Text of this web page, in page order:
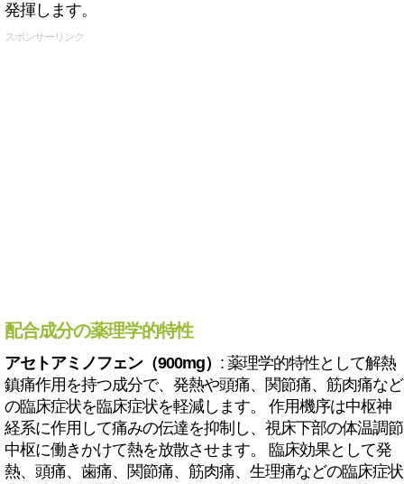
発揮します。
スポンサーリンク
配合成分の薬理学的特性
アセトアミノフェン（900mg） : 薬理学的特性として解熱
鎮痛作用を持つ成分で、発熱や頭痛、関節痛、筋肉痛など
の臨床症状を臨床症状を軽減します。 作用機序は中枢神
経系に作用して痛みの伝達を抑制し、視床下部の体温調節
中枢に働きかけて熱を放散させます。 臨床効果として発
熱、頭痛、歯痛、関節痛、筋肉痛、生理痛などの臨床症状